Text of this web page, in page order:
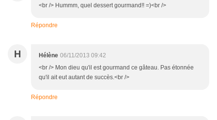
<br /> Hummm, quel dessert gourmand!! =)<br />
Répondre
H Hélène 06/11/2013 09:42
<br /> Mon dieu qu'il est gourmand ce gâteau. Pas étonnée
qu'il ait eut autant de succès.<br />
Répondre